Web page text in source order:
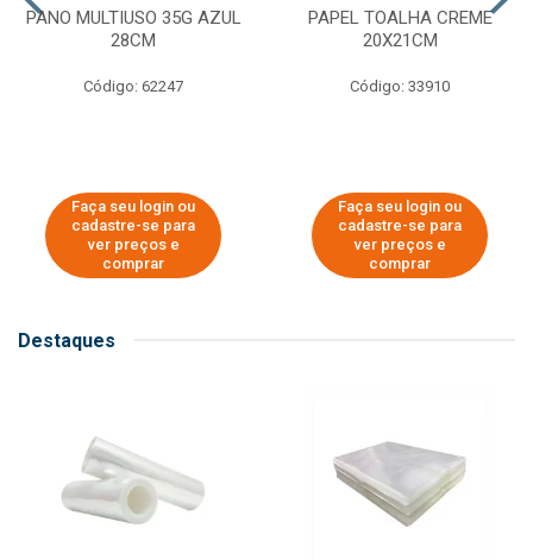
PANO MULTIUSO 35G AZUL
28CM
Código: 62247
Faça seu login ou
cadastre-se para
ver preços e
comprar
PAPEL TOALHA CREME
20X21CM
Código: 33910
Faça seu login ou
cadastre-se para
ver preços e
comprar
Destaques